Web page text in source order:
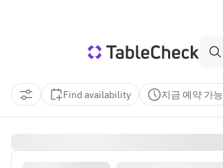
Find availability 지금 예약 가능